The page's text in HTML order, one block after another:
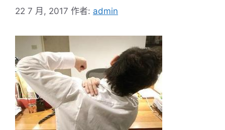
22 7 月, 2017 作者: admin